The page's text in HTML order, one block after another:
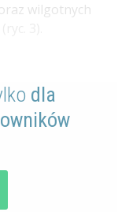
wilgotnych
dla